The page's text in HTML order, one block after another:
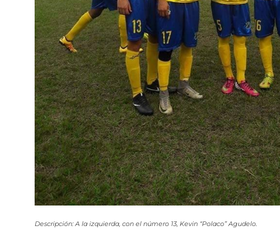
Descripción: A la izquierda, con el número 13, Kevin “Polaco” Agudelo.